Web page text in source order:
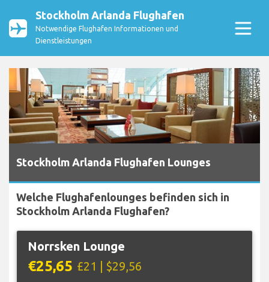
Stockholm Arlanda Flughafen
Notwendige Flughafen Informationen und
Dienstleistungen
Stockholm Arlanda Flughafen Lounges
Welche Flughafenlounges befinden sich in
Stockholm Arlanda Flughafen?
Norrsken Lounge
€25,65 £21 | $29,56